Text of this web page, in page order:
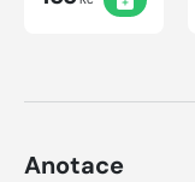
Anotace